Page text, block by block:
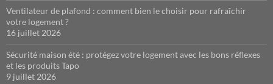
Ventilateur de plafond : comment bien le choisir pour rafraîchir
votre logement ?
16 juillet 2026
Sécurité maison été : protégez votre logement avec les bons réflexes
et les produits Tapo
9 juillet 2026